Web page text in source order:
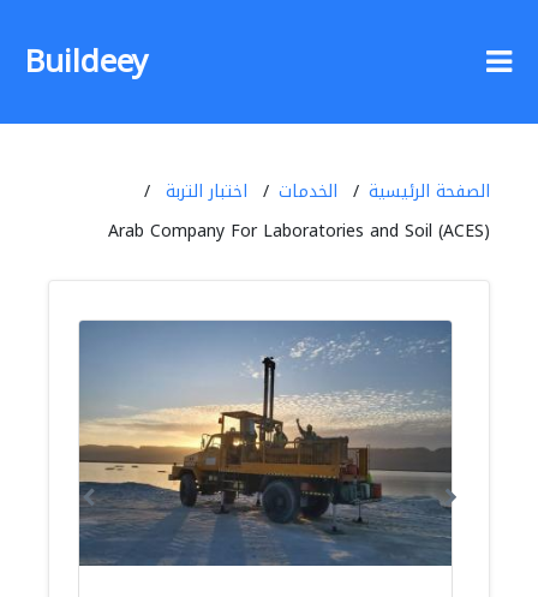
Buildeey
الصفحة الرئيسية الخدمات
اختبار التربة
Arab Company For Laboratories and Soil (ACES)